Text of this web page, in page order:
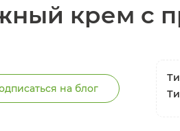
крем с
на блог